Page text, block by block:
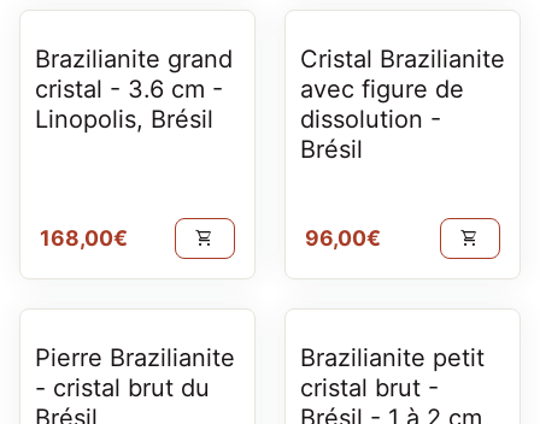
Brazilianite grand
cristal - 3.6 cm -
Linopolis, Brésil
Prix normal
168,00€ shopping_cart
Cristal Brazilianite
avec figure de
dissolution -
Brésil
Prix normal
96,00€ shopping_cart
Pierre Brazilianite
- cristal brut du
Brésil
Brazilianite petit
cristal brut -
Brésil - 1 à 2 cm